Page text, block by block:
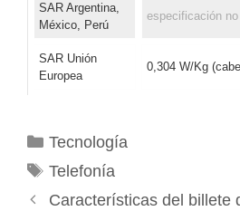
SAR Argentina,
México, Perú
especificación
SAR Unión
Europea
0,304 W/Kg
Categorías
Tecnología
Etiquetas
Telefonía
Características del billete